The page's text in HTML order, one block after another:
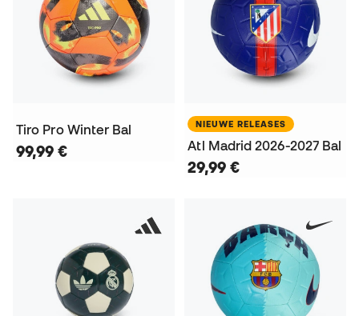
Tiro Pro Winter Bal
99,99 €
NIEUWE RELEASES
Atl Madrid 2026-2027 Bal
29,99 €